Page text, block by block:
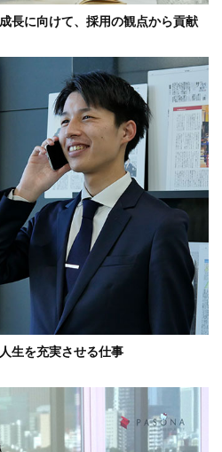
長に向けて、採用の観点から貢献
生を充実させる仕事